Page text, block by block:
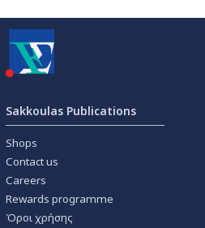
Sakkoulas Publications
Shops
Contact us
Careers
Rewards programme
Όροι χρήσης